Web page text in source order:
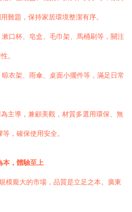
難題，保持家居環境整潔有序。
漱口杯、皂盒、毛巾架、馬桶刷等，關注
。
晾衣架、雨傘、桌面小擺件等，滿足日常
主導，兼顧美觀，材質多選用環保、無
，確保使用安全。
本，體驗至上
模龐大的市場，品質是立足之本。廣東